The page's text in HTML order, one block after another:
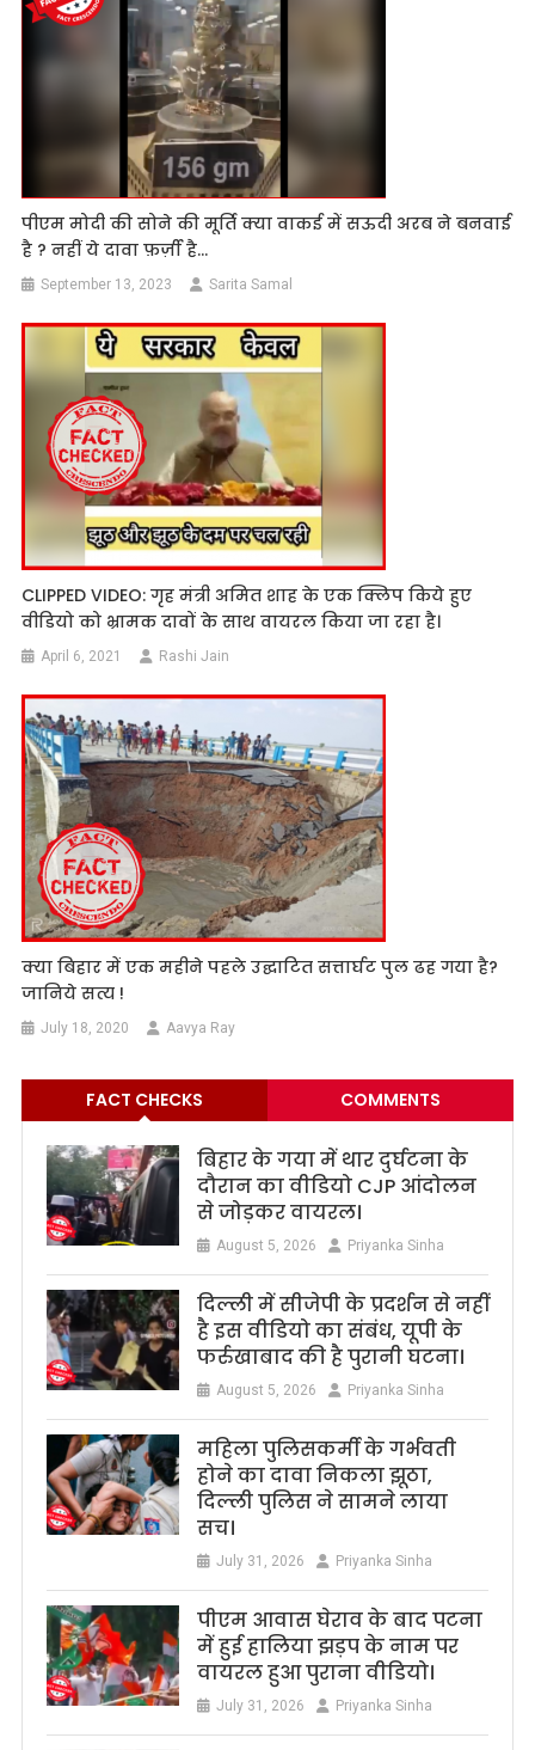
पीएम मोदी की सोने की मूर्ति क्या वाकई में सऊदी अरब ने बनवाई
है ? नहीं ये दावा फ़र्ज़ी है…
September 13, 2023 Sarita Samal
CLIPPED VIDEO: गृह मंत्री अमित शाह के एक क्लिप किये हुए
वीडियो को भ्रामक दावों के साथ वायरल किया जा रहा है।
April 6, 2021 Rashi Jain
क्या बिहार में एक महीने पहले उद्घाटित सत्तार्घट पुल ढह गया है?
जानिये सत्य !
July 18, 2020 Aavya Ray
FACT CHECKS COMMENTS
बिहार के गया में थार दुर्घटना के
दौरान का वीडियो CJP आंदोलन
से जोड़कर वायरल।
August 5, 2026 Priyanka Sinha
दिल्ली में सीजेपी के प्रदर्शन से नहीं
है इस वीडियो का संबंध, यूपी के
फर्रुखाबाद की है पुरानी घटना।
August 5, 2026 Priyanka Sinha
महिला पुलिसकर्मी के गर्भवती
होने का दावा निकला झूठा,
दिल्ली पुलिस ने सामने लाया
सच।
July 31, 2026 Priyanka Sinha
पीएम आवास घेराव के बाद पटना
में हुई हालिया झड़प के नाम पर
वायरल हुआ पुराना वीडियो।
July 31, 2026 Priyanka Sinha